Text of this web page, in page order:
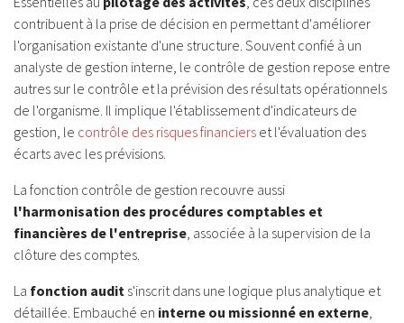
contribuent à la prise de décision en permettant d'améliorer
l'organisation existante d'une structure. Souvent confié à un
analyste de gestion interne, le contrôle de gestion repose entre
autres sur le contrôle et la prévision des résultats opérationnels
de l'organisme. Il implique l'établissement d'indicateurs de
gestion, le contrôle des risques financiers et l'évaluation des
écarts avec les prévisions.
La fonction contrôle de gestion recouvre aussi
l'harmonisation des procédures comptables et
financières de l'entreprise, associée à la supervision de la
clôture des comptes.
La fonction audit s'inscrit dans une logique plus analytique et
détaillée. Embauché en interne ou missionné en externe,